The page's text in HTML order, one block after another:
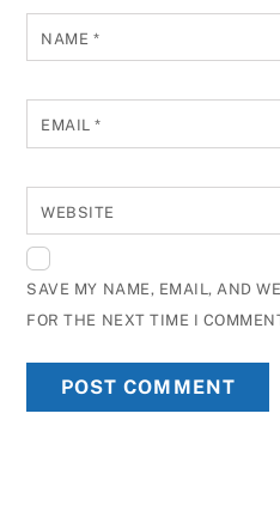
NAME *
EMAIL*
WEBSITE
SAVE MY NAME, EMAIL, AND
FOR THE NEXT TIME I